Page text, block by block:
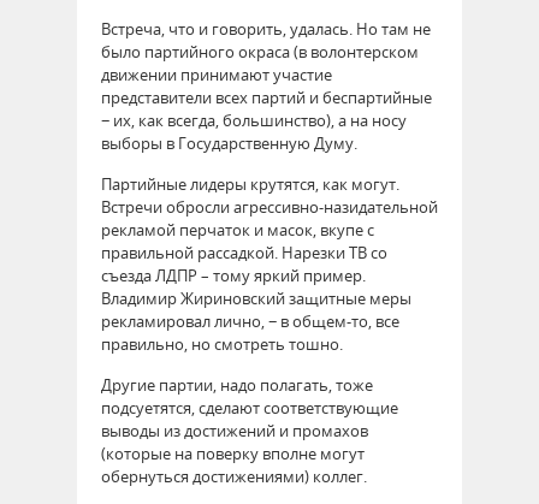
Встреча, что и говорить, удалась. Но там не
было партийного окраса (в волонтерском
движении принимают участие
представители всех партий и беспартийные
− их, как всегда, большинство), а на носу
выборы в Государственную Думу.
Партийные лидеры крутятся, как могут.
Встречи обросли агрессивно-назидательной
рекламой перчаток и масок, вкупе с
правильной рассадкой. Нарезки ТВ со
съезда ЛДПР – тому яркий пример.
Владимир Жириновский защитные меры
рекламировал лично, − в общем-то, все
правильно, но смотреть тошно.
Другие партии, надо полагать, тоже
подсуетятся, сделают соответствующие
выводы из достижений и промахов
(которые на поверку вполне могут
обернуться достижениями) коллег.